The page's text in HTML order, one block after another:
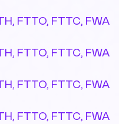
FTTO, FTTC, FWA
FTTO, FTTC, FWA
FTTO, FTTC, FWA
FTTO, FTTC, FWA